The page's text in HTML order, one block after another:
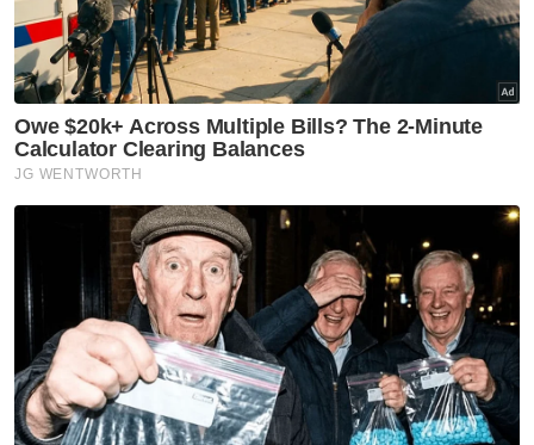
Masuk | Daftar VPoints:0
Air Terjun
Sesat
Bomba